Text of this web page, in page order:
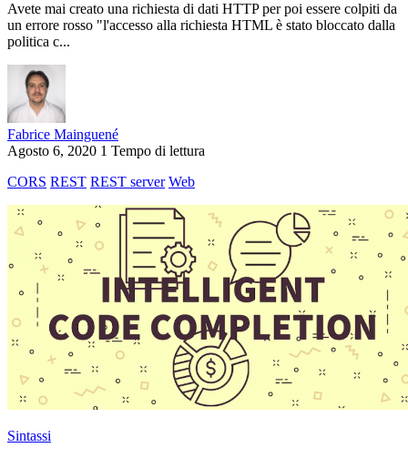
Avete mai creato una richiesta di dati HTTP per poi essere colpiti da
un errore rosso "l'accesso alla richiesta HTML è stato bloccato dalla
politica c...
Fabrice Mainguené
Agosto 6, 2020 1 Tempo di lettura
CORS REST REST server Web
Sintassi